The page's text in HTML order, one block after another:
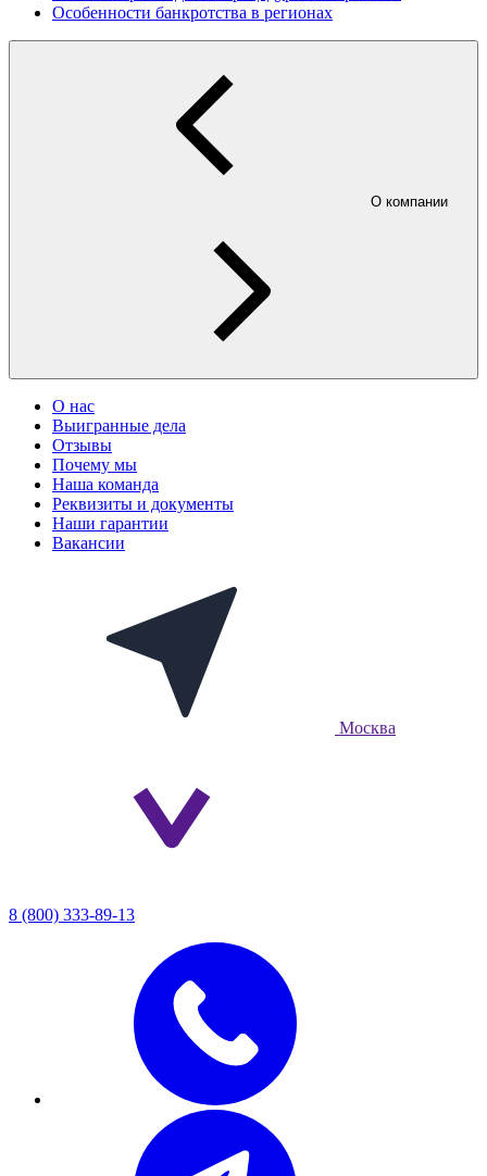
Особенности банкротства в регионах
О компании
О нас
Выигранные дела
Отзывы
Почему мы
Наша команда
Реквизиты и документы
Наши гарантии
Вакансии
Москва
8 (800) 333-89-13